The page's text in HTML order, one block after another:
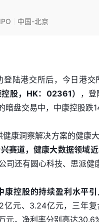
IPO 中国-北京
陆港交所后，今日港
股，HK：02361）
，
盘交易中，中康控股跌
康洞察解决方案的健康
赛道，健康大数据领域
还有圆心科技、思派健
康控股的持续盈利水平引
亿元、3.24亿元，三年
，净利率分别高达